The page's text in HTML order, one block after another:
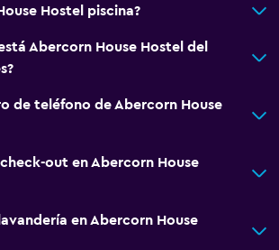
Hostel piscina?
Abercorn House Hostel del
de teléfono de Abercorn House
out en Abercorn House
en Abercorn House